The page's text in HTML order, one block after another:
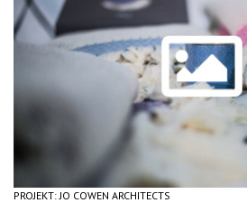
PROJEKT: JO COWEN ARCHITECTS